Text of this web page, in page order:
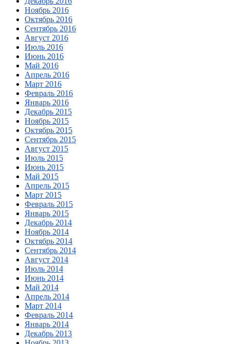
Ноябрь 2016
Октябрь 2016
Сентябрь 2016
Август 2016
Июль 2016
Июнь 2016
Май 2016
Апрель 2016
Март 2016
Февраль 2016
Январь 2016
Декабрь 2015
Ноябрь 2015
Октябрь 2015
Сентябрь 2015
Август 2015
Июль 2015
Июнь 2015
Май 2015
Апрель 2015
Март 2015
Февраль 2015
Январь 2015
Декабрь 2014
Ноябрь 2014
Октябрь 2014
Сентябрь 2014
Август 2014
Июль 2014
Июнь 2014
Май 2014
Апрель 2014
Март 2014
Февраль 2014
Январь 2014
Декабрь 2013